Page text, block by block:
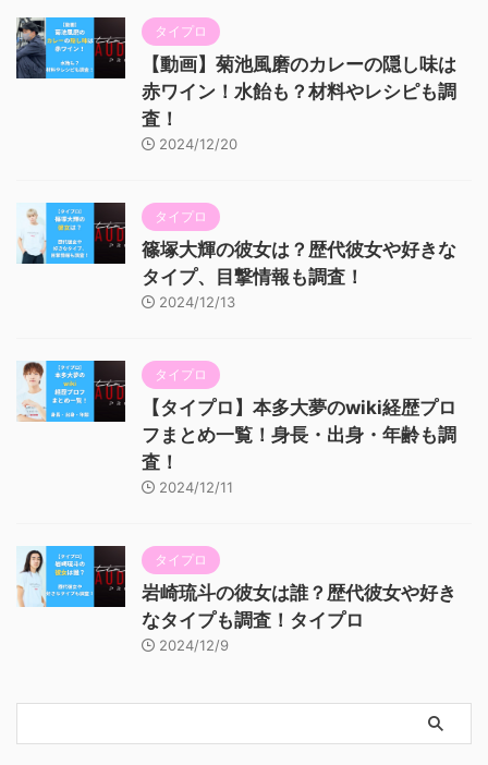
タイプロ
【動画】菊池風磨のカレーの隠し味は
赤ワイン！水飴も？材料やレシピも調
査！
2024/12/20
タイプロ
篠塚大輝の彼女は？歴代彼女や好きな
タイプ、目撃情報も調査！
2024/12/13
タイプロ
【タイプロ】本多大夢のwiki経歴プロ
フまとめ一覧！身長・出身・年齢も調
査！
2024/12/11
タイプロ
岩崎琉斗の彼女は誰？歴代彼女や好き
なタイプも調査！タイプロ
2024/12/9